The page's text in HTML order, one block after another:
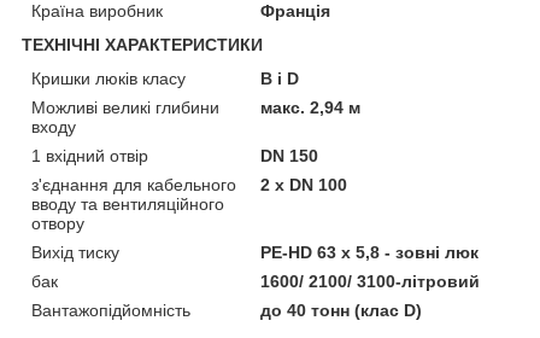
Країна виробник
Франція
ТЕХНІЧНІ ХАРАКТЕРИСТИКИ
Кришки люків класу
B і D
Можливі великі глибини
входу
макс. 2,94 м
1 вхідний отвір
DN 150
з'єднання для кабельного
вводу та вентиляційного
отвору
2 х DN 100
Вихід тиску
PE-HD 63 x 5,8 - зовні люк
бак
1600/ 2100/ 3100-літровий
Вантажопідйомність
до 40 тонн (клас D)